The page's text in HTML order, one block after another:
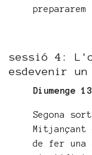
sessió 4:
esdevenir
Diumenge
Segona
Mitjançant
de fer una